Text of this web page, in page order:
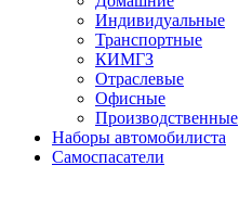
Индивидуальные
Транспортные
КИМГЗ
Отраслевые
Офисные
Производственные
Наборы автомобилиста
Самоспасатели